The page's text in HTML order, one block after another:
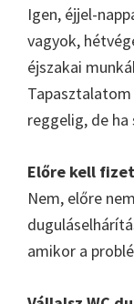
Igen, éjjel-
vagyok,
éjszakai
reggelig, de ha
Előre kell
Nem, előre
amikor a